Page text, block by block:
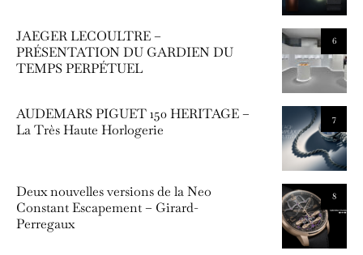
6
JAEGER LECOULTRE –
PRÉSENTATION DU GARDIEN DU
TEMPS PERPÉTUEL
7
AUDEMARS PIGUET 150 HERITAGE –
La Très Haute Horlogerie
8
Deux nouvelles versions de la Neo
Constant Escapement – Girard-
Perregaux